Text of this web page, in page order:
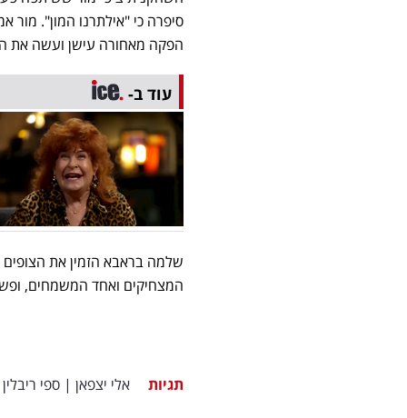
סיפרה כי "אילתרנו המון". מור
הפקה מאחורה עישן ועשה את
עוד ב-
שלמה בראבא הזמין את
המצחיקים ואחד המשמחים,
תגיות אלי יצפאן | ספי ריבלין